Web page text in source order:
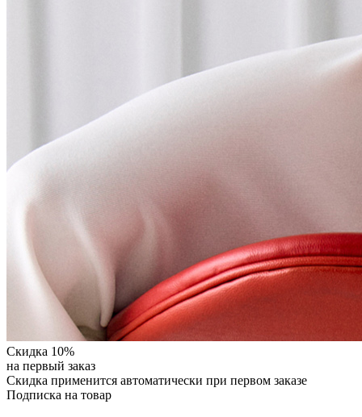
Скидка 10%
на первый заказ
Скидка применится автоматически при первом заказе
Подписка на товар